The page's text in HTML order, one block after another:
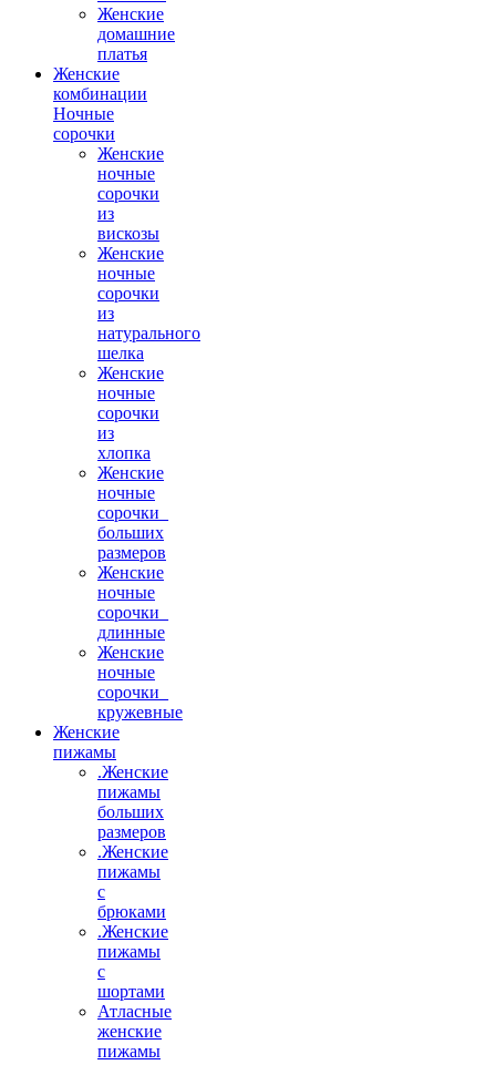
Женские
домашние
платья
Женские
комбинации
Ночные
сорочки
Женские
ночные
сорочки
из
вискозы
Женские
ночные
сорочки
из
натурального
шелка
Женские
ночные
сорочки
из
хлопка
Женские
ночные
сорочки_
больших
размеров
Женские
ночные
сорочки_
длинные
Женские
ночные
сорочки_
кружевные
Женские
пижамы
.Женские
пижамы
больших
размеров
.Женские
пижамы
с
брюками
.Женские
пижамы
с
шортами
Атласные
женские
пижамы